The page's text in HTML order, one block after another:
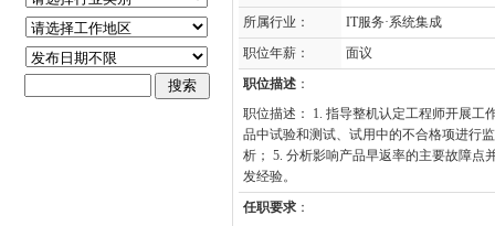
所属行业：
IT服务·系统集成
职位年薪：
面议
职位描述 ：
职位描述： 1. 指导整机认定工程师开展工
品中试验和测试、试用中的不合格项进行
析； 5. 分析影响产品早返率的主要故障点
发经验。
任职要求 ：